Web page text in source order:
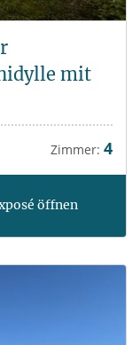
mit
Zimmer: 4
öffnen